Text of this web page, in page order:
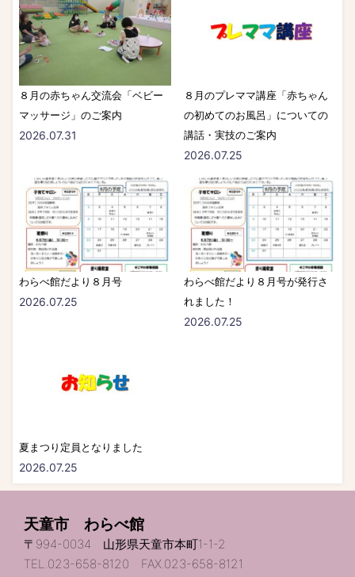
８月の赤ちゃん交流会「ベビー
マッサージ」のご案内
2026.07.31
８月のプレママ講座「赤ちゃん
の初めてのお風呂」についての
講話・実技のご案内
2026.07.25
わらべ館だより８月号
2026.07.25
わらべ館だより８月号が発行さ
れました！
2026.07.25
夏まつり定員となりました
2026.07.25
天童市 わらべ館
〒994-0034 山形県天童市本町1-1-2
TEL.023-658-8120 FAX.023-658-8121